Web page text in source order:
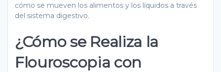
cómo se mueven los alimentos y los líquidos a través
del sistema digestivo.
¿Cómo se Realiza la
Flouroscopia con